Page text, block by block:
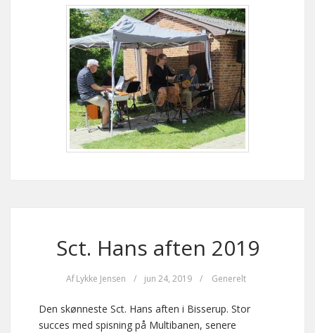
Sct. Hans aften 2019
Af Lykke Jensen / jun 24, 2019 / Generelt
Den skønneste Sct. Hans aften i Bisserup. Stor
succes med spisning på Multibanen, senere